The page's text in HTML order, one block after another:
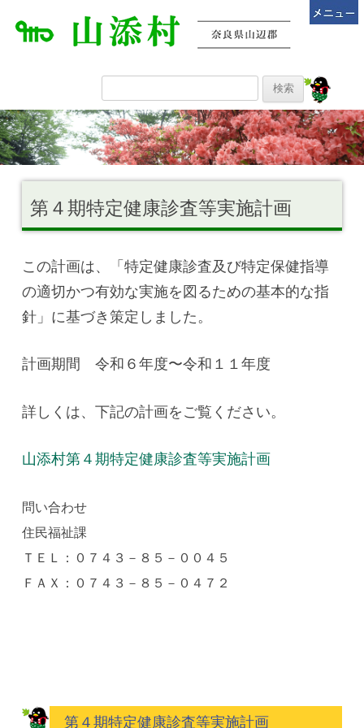
第４期特定健康診査等実施計画
この計画は、「特定健康診査及び特定保健指導
の適切かつ有効な実施を図るための基本的な指
針」に基づき策定しました。
計画期間 令和６年度〜令和１１年度
詳しくは、下記の計画をご覧ください。
山添村第４期特定健康診査等実施計画
問い合わせ
住民福祉課
ＴＥＬ：０７４３－８５－００４５
ＦＡＸ：０７４３－８５－０４７２
第４期特定健康診査等実施計画